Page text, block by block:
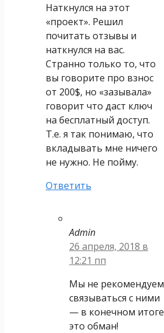
Наткнулся на этот
«проект». Решил
почитать отзывы и
наткнулся на вас.
Странно только то, что
вы говорите про взнос
от 200$, но «зазывала»
говорит что даст ключ
на бесплатный доступ.
Т.е. я так понимаю, что
вкладывать мне ничего
не нужно. Не пойму.
Ответить
Admin
26 апреля, 2018 в
12:21 пп
Мы не рекомендуем
связываться с ними
— в конечном итоге
это обман!